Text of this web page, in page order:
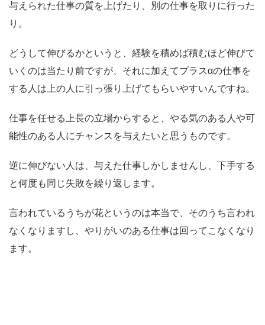
与えられた仕事の質を上げたり、別の仕事を取りに行った
り。
どうして伸びるかというと、経験を積めば積むほど伸びて
いくのは当たり前ですが、それに加えてプラスαの仕事を
する人は上の人に引っ張り上げてもらいやすいんですね。
仕事を任せる上長の立場からすると、やる気のある人や可
能性のある人にチャンスを与えたいと思うものです。
逆に伸びない人は、与えた仕事しかしませんし、下手する
と何度も同じ失敗を繰り返します。
言われているうちが花というのは本当で、そのうち言われ
なくなりますし、やりがいのある仕事は回ってこなくなり
ます。